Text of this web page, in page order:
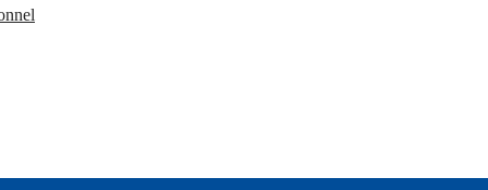
des entreprises, de la concurrence, de la consommation, du